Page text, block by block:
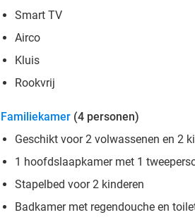
Smart TV
Airco
Kluis
Rookvrij
Familiekamer (4 personen)
Geschikt voor 2 volwassenen en 2
1 hoofdslaapkamer met 1
Stapelbed voor 2 kinderen
Badkamer met regendouche en